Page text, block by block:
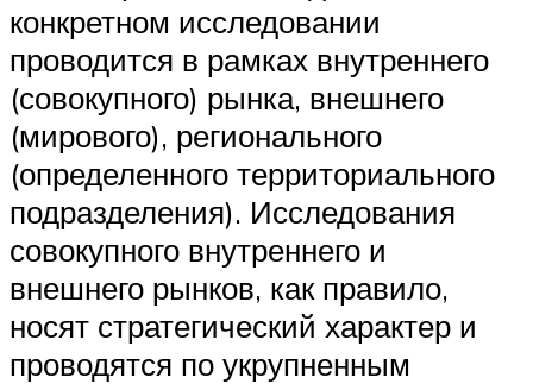
конкретном исследовании
проводится в рамках внутреннего
(совокупного) рынка, внешнего
(мирового), регионального
(определенного территориального
подразделения). Исследования
совокупного внутреннего и
внешнего рынков, как правило,
носят стратегический характер и
проводятся по укрупненным